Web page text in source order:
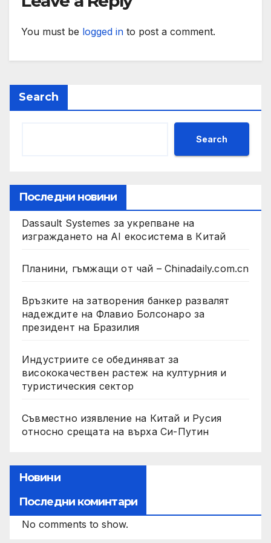
You must be logged in to post a comment.
Search
Search
Последни новини
Dassault Systemes за укрепване на
изграждането на AI екосистема в Китай
Планини, гъмжащи от чай – Chinadaily.com.cn
Връзките на затворения банкер развалят
надеждите на Флавио Болсонаро за
президент на Бразилия
Индустриите се обединяват за
висококачествен растеж на културния и
туристическия сектор
Съвместно изявление на Китай и Русия
относно срещата на върха Си-Путин
Новини
Последни коминтари
No comments to show.